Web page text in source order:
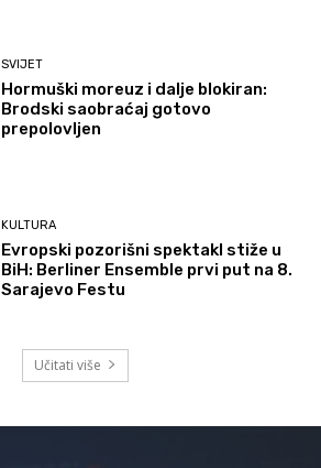
SVIJET
Hormuški moreuz i dalje blokiran:
Brodski saobraćaj gotovo
prepolovljen
KULTURA
Evropski pozorišni spektakl stiže u
BiH: Berliner Ensemble prvi put na 8.
Sarajevo Festu
Učitati više